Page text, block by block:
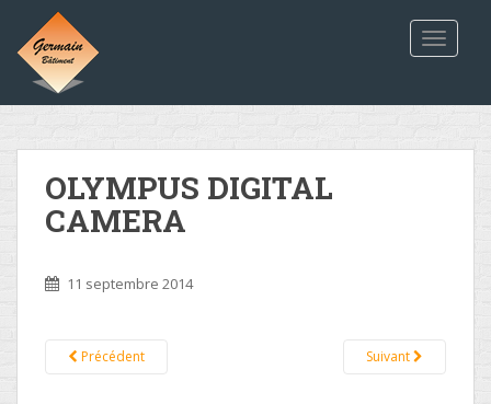
OLYMPUS DIGITAL
CAMERA
11 septembre 2014
Précédent Suivant